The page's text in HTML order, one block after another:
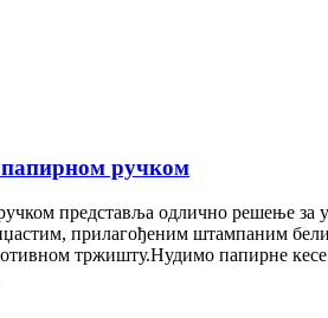
ручком
представља одлично решење за
прилагођеним штампаним
тржишту.Нудимо папирне